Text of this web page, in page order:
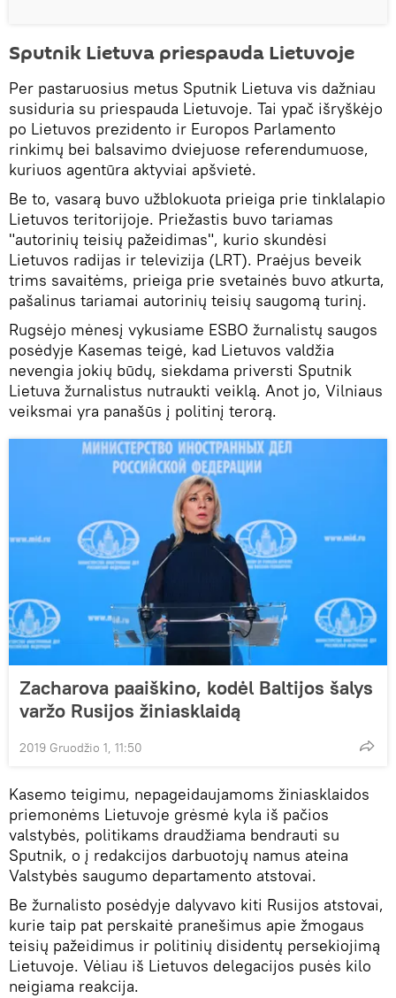
Sputnik Lietuva priespauda Lietuvoje
Per pastaruosius metus Sputnik Lietuva vis dažniau
susiduria su priespauda Lietuvoje. Tai ypač išryškėjo
po Lietuvos prezidento ir Europos Parlamento
rinkimų bei balsavimo dviejuose referendumuose,
kuriuos agentūra aktyviai apšvietė.
Be to, vasarą buvo užblokuota prieiga prie tinklalapio
Lietuvos teritorijoje. Priežastis buvo tariamas
"autorinių teisių pažeidimas", kurio skundėsi
Lietuvos radijas ir televizija (LRT). Praėjus beveik
trims savaitėms, prieiga prie svetainės buvo atkurta,
pašalinus tariamai autorinių teisių saugomą turinį.
Rugsėjo mėnesį vykusiame ESBO žurnalistų saugos
posėdyje Kasemas teigė, kad Lietuvos valdžia
nevengia jokių būdų, siekdama priversti Sputnik
Lietuva žurnalistus nutraukti veiklą. Anot jo, Vilniaus
veiksmai yra panašūs į politinį terorą.
Zacharova paaiškino, kodėl Baltijos šalys
varžo Rusijos žiniasklaidą
2019 Gruodžio 1, 11:50
Kasemo teigimu, nepageidaujamoms žiniasklaidos
priemonėms Lietuvoje grėsmė kyla iš pačios
valstybės, politikams draudžiama bendrauti su
Sputnik, o į redakcijos darbuotojų namus ateina
Valstybės saugumo departamento atstovai.
Be žurnalisto posėdyje dalyvavo kiti Rusijos atstovai,
kurie taip pat perskaitė pranešimus apie žmogaus
teisių pažeidimus ir politinių disidentų persekiojimą
Lietuvoje. Vėliau iš Lietuvos delegacijos pusės kilo
neigiama reakcija.